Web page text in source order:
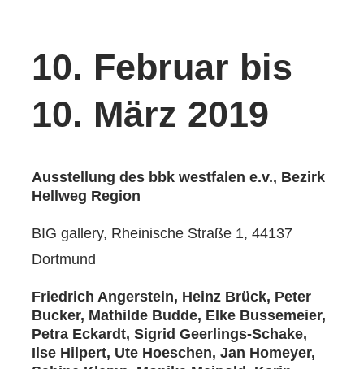
10. Februar bis
10. März 2019
Ausstellung des bbk westfalen e.v., Bezirk
Hellweg Region
BIG gallery, Rheinische Straße 1, 44137
Dortmund
Friedrich Angerstein, Heinz Brück, Peter
Bucker, Mathilde Budde, Elke Bussemeier,
Petra Eckardt, Sigrid Geerlings-Schake,
Ilse Hilpert, Ute Hoeschen, Jan Homeyer,